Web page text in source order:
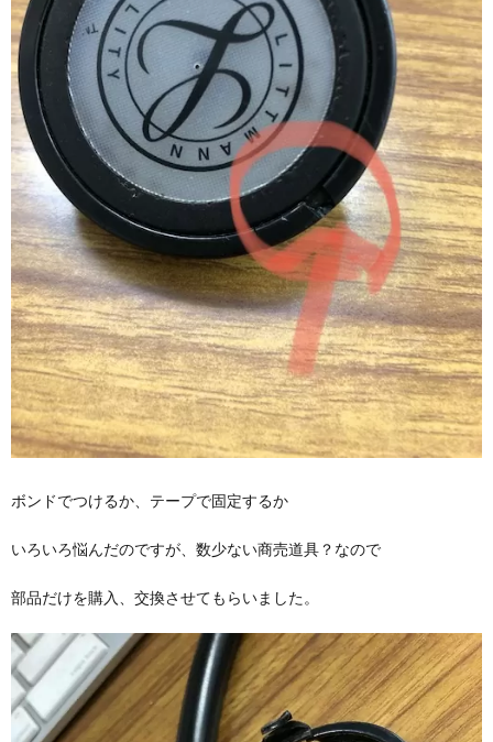
ボンドでつけるか、テープで固定するか
いろいろ悩んだのですが、数少ない商売道具？なので
部品だけを購入、交換させてもらいました。